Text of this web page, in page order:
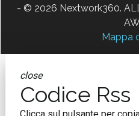
- © 2026 Nextwork360.
Mappa
close
Codice Rss
Clicca sul pulsante per